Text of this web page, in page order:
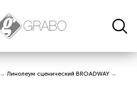
→Линолеум сценический BROADWAY →